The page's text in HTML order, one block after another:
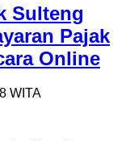
Sulteng
Pajak
Online
WITA